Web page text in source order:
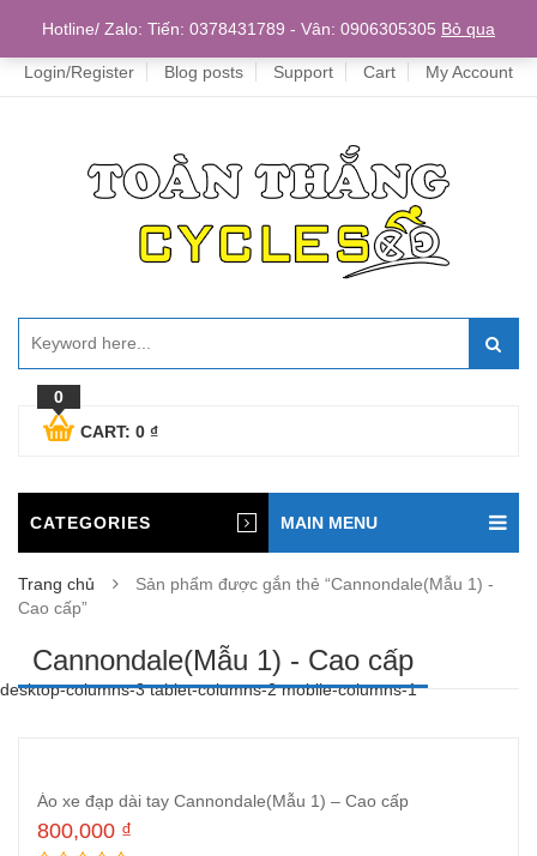
Home
Login/Register Blog posts Support Cart My Account
0
CART: 0 ₫
CATEGORIES MAIN MENU
Trang chủ
Sản phẩm được gắn thẻ “Cannondale(Mẫu 1) -
Cao cấp”
Cannondale(Mẫu 1) - Cao cấp
desktop-columns-3 tablet-columns-2 mobile-columns-1
Áo xe đạp dài tay Cannondale(Mẫu 1) – Cao cấp
800,000 ₫
Hotline/ Zalo: Tiến: 0378431789 - Vân: 0906305305 Bỏ qua